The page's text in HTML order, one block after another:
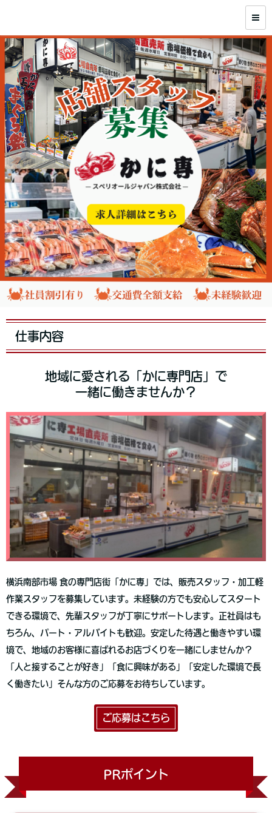
仕事内容
地域に愛される「かに専門店」で
一緒に働きませんか？
横浜南部市場 食の専門店街「かに専」では、販売スタッフ・加工軽
作業スタッフを募集しています。未経験の方でも安心してスタート
できる環境で、先輩スタッフが丁寧にサポートします。正社員はも
ちろん、パート・アルバイトも歓迎。安定した待遇と働きやすい環
境で、地域のお客様に喜ばれるお店づくりを一緒にしませんか？
「人と接することが好き」「食に興味がある」「安定した環境で長
く働きたい」そんな方のご応募をお待ちしています。
ご応募はこちら
PRポイント